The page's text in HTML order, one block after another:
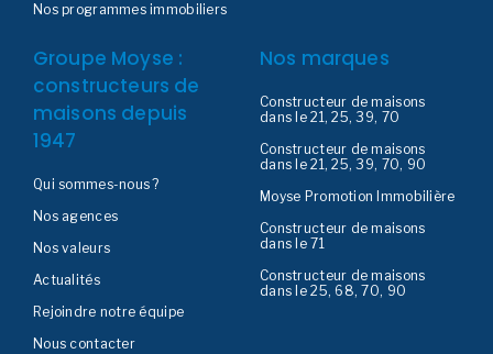
Nos programmes immobiliers
Groupe Moyse :
constructeurs de
maisons depuis
1947
Qui sommes-nous ?
Nos agences
Nos valeurs
Actualités
Rejoindre notre équipe
Nous contacter
Nos marques
Constructeur de maisons
dans le 21, 25, 39, 70
Constructeur de maisons
dans le 21, 25, 39, 70, 90
Moyse Promotion Immobilière
Constructeur de maisons
dans le 71
Constructeur de maisons
dans le 25, 68, 70, 90